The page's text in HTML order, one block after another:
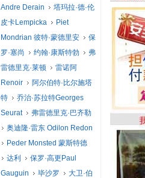
Andre Derain
塔玛拉·德·伦
皮卡Lempicka
Piet
Mondrian 彼特·蒙德里安
保
罗·塞尚
约翰·康斯特勃
弗
雷德里克·莱顿
雷诺阿
Renoir
阿尔伯特·比尔施塔
特
乔治·苏拉特Georges
Seurat
弗雷德里克·巴齐勒
奥迪隆·雷东 Odilon Redon
Peder Monsted 蒙斯特德
达利
保罗·高更Paul
Gauguin
毕沙罗
大卫·伯